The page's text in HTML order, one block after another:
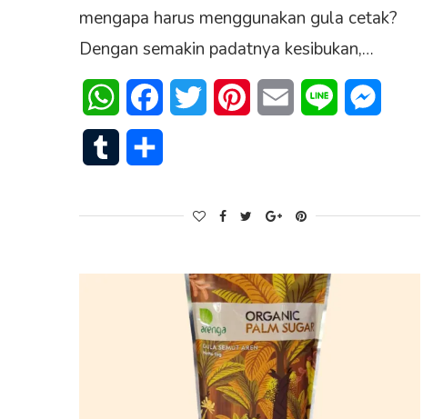
mengapa harus menggunakan gula cetak?
Dengan semakin padatnya kesibukan,…
WhatsAppFacebookTwitter PinterestEmail Line
Tumblr